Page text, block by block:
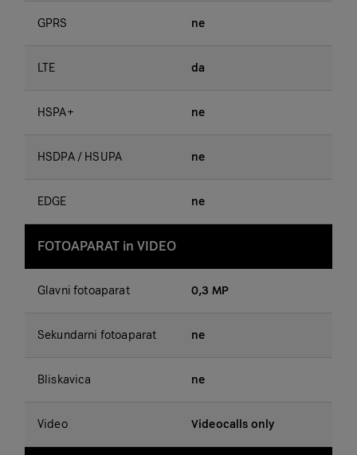
GPRS ne
LTE da
HSPA+ ne
HSDPA / HSUPA ne
EDGE ne
FOTOAPARAT in VIDEO
Glavni fotoaparat 0,3 MP
Sekundarni fotoaparat ne
Bliskavica ne
Video Videocalls only